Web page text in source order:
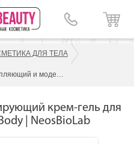
ДЛЯ ТЕЛА
Укрепляющий и моделирующий крем-гель для тела Contour Gel Body | NeosBioLab
крем-гель для
| NeosBioLab